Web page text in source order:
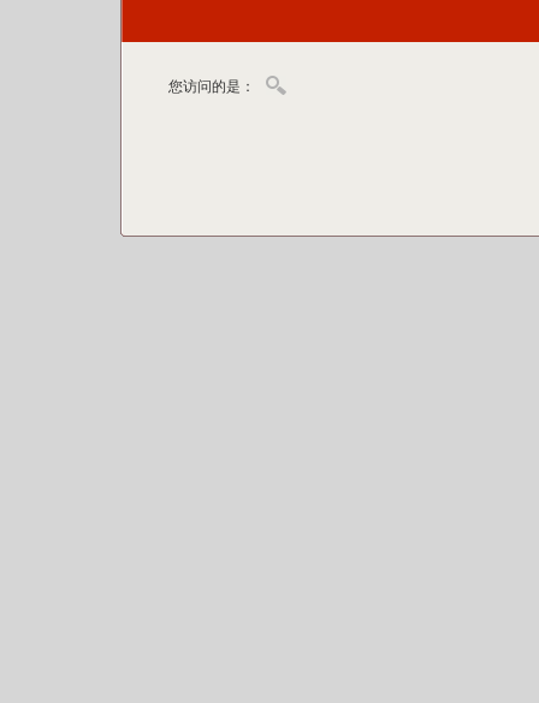
您访问的是：